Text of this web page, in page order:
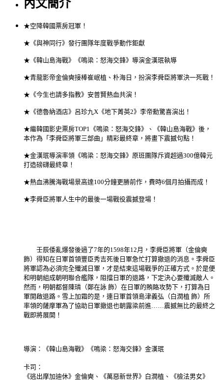
內文簡介
★空降韓國票房冠軍！
★《與神同行》發行團隊年度戰爭動作鉅獻
★《韓山島海戰》《鳴梁：怒海交鋒》導演金漢珉執導
★青龍影帝金倫奭接棒崔岷植、朴海日，扮演李舜臣將軍決一死戰！
★《今生也請多指教》安普賢熱血共演！
★《德魯納酒店》呂珍九X《地下菁英2》李帝勳驚喜演出！
★繼韓國影史票房TOP1《鳴梁：怒海交鋒》、《韓山島海戰》後，
本作為「李舜臣將軍三部曲」精彩最終章，將畫下震撼句點！
★金漢珉導演率領《鳴梁：怒海交鋒》原班團隊斥資超過300億韓元
打造磅礴最終章！
★熱血沸騰海戰場景高達100分鐘更勝前作，費時6個月拍攝而成！
★李舜臣將軍人生中的最後一場戰役震撼登場！
壬辰倭亂爆發後過了7年的1598年12月，李舜臣將軍（金倫奭
飾）得知在日軍首領豐臣秀吉死後日軍急忙打算撤退的消息。李舜臣
將軍認為必須完全殲滅日軍，才是結束這場戰爭的正確方式。於是便
和明朝組成朝明聯合艦隊，阻擋日軍的退路，下定決心要殲滅敵人。
然而，明朝都督陳璘（鄭在詠 飾）在日軍的賄賂攻勢下，打算為日
軍開啟退路。雪上加霜的是，連日軍首領島津義弘（白潤植 飾）所
率領的薩摩軍為了協助日軍撤退也朝露梁前進……震撼無比的最終之
戰即將展開！​
導演：《韓山島海戰》《鳴梁：怒海交鋒》金漢珉
卡司：
《逃出摩加迪休》金倫奭、《萬惡新世界》白潤植、《檢法男女》